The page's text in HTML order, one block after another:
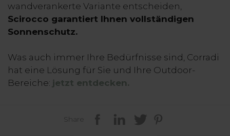
wandverankerte Variante entscheiden,
Scirocco garantiert Ihnen vollständigen
Sonnenschutz.
Was auch immer Ihre Bedürfnisse sind, Corradi
hat eine Lösung für Sie und Ihre Outdoor-
Bereiche: jetzt entdecken.
Share